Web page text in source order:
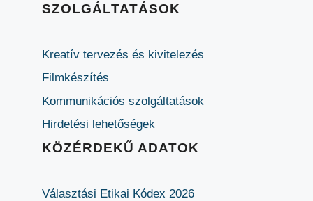
SZOLGÁLTATÁSOK
Kreatív tervezés és kivitelezés
Filmkészítés
Kommunikációs szolgáltatások
Hirdetési lehetőségek
KÖZÉRDEKŰ ADATOK
Választási Etikai Kódex 2026